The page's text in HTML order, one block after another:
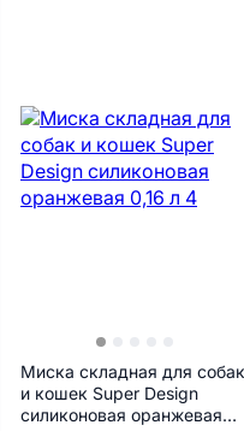
Миска складная для собак
и кошек Super Design
силиконовая оранжевая